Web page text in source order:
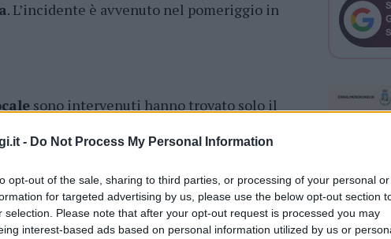
- Do Not Process My Personal Information
opt-out of the sale, sharing to third parties, or processing of your personal or
for targeted advertising by us, please use the below opt-out section
selection. Please note that after your opt-out request is processed you may
interest-based ads based on personal information utilized by us or
. L’incidente è avvenuto nel pomeriggio in
sono intervenuti hanno trovato solo il
ha deciso di
delle condizioni del centauro o abbia
le indagini per individuare il pirata della
Non è escluso che avesse qualche
, ma con la fuga può solo